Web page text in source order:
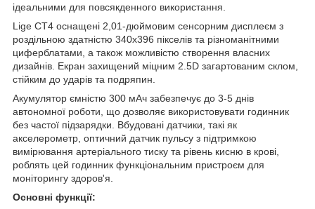
ідеальними для повсякденного використання.
Lige CT4 оснащені 2,01-дюймовим сенсорним дисплеєм з
роздільною здатністю 340x396 пікселів та різноманітними
циферблатами, а також можливістю створення власних
дизайнів. Екран захищений міцним 2.5D загартованим склом,
стійким до ударів та подряпин.
Акумулятор ємністю 300 мАч забезпечує до 3-5 днів
автономної роботи, що дозволяє використовувати годинник
без частої підзарядки. Вбудовані датчики, такі як
акселерометр, оптичний датчик пульсу з підтримкою
вимірювання артеріального тиску та рівень кисню в крові,
роблять цей годинник функціональним пристроєм для
моніторингу здоров'я.
Основні функції: